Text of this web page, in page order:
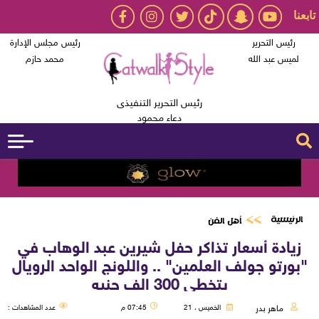
تابعنا
رئيس التحرير
لميس عبد الله
رئيس التحرير التنفيذى
دعاء محمود
رئيس مجلس الإدارة
محمد حازم
الرئيسية أهل الفن
زيادة أسعار تذاكر حفل شيرين عبد الوهاب في
"بورتو جولف العلمين" .. واللونج الواحد الرويال
يتخطي 300 الف جنيه
ماهر بدر
الخميس ، 21
07:45 م
عدد المشاهدات :